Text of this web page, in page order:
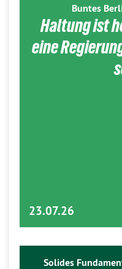
Buntes
Haltung ist
eine
23.07.26
Solides